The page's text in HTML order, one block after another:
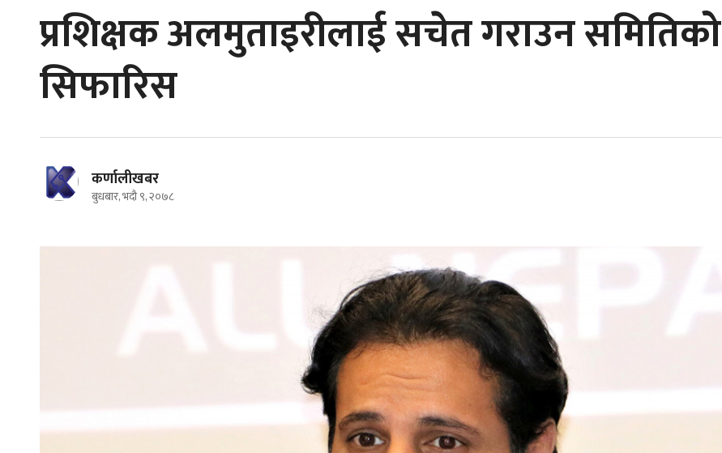
प्रशिक्षक अलमुताइरीलाई सचेत गराउन समितिको
सिफारिस
कर्णालीखबर
बुधबार, भदौ ९, २०७८